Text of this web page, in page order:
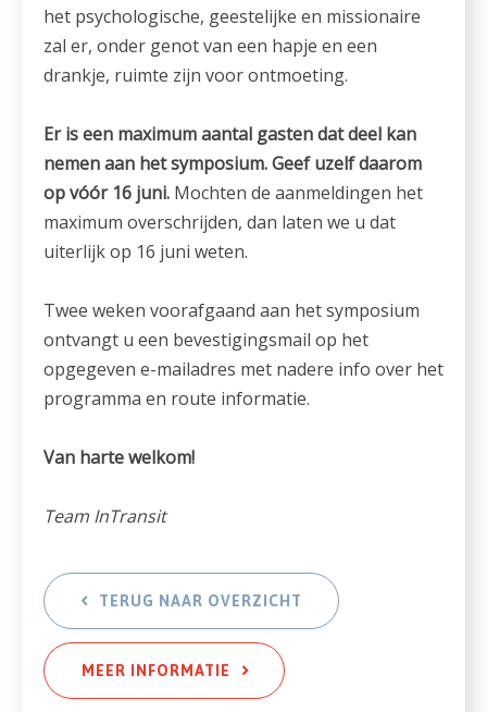
het psychologische, geestelijke en missionaire
zal er, onder genot van een hapje en een
drankje, ruimte zijn voor ontmoeting.
Er is een maximum aantal gasten dat deel kan
nemen aan het symposium. Geef uzelf daarom
op vóór 16 juni. Mochten de aanmeldingen het
maximum overschrijden, dan laten we u dat
uiterlijk op 16 juni weten.
Twee weken voorafgaand aan het symposium
ontvangt u een bevestigingsmail op het
opgegeven e-mailadres met nadere info over het
programma en route informatie.
Van harte welkom!
Team InTransit
TERUG NAAR OVERZICHT
MEER INFORMATIE